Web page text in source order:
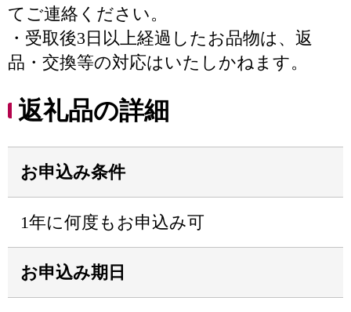
てご連絡ください。
・受取後3日以上経過したお品物は、返
品・交換等の対応はいたしかねます。
返礼品の詳細
お申込み条件
1年に何度もお申込み可
お申込み期日